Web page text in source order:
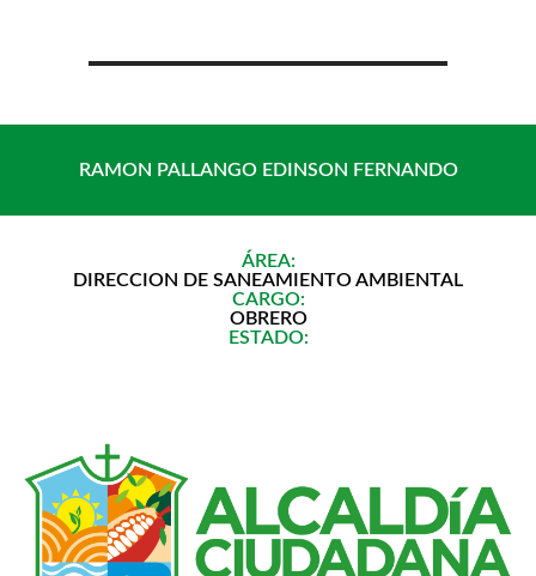
contenido
RAMON PALLANGO EDINSON FERNANDO
ÁREA:
DIRECCION DE SANEAMIENTO AMBIENTAL
CARGO:
OBRERO
ESTADO: